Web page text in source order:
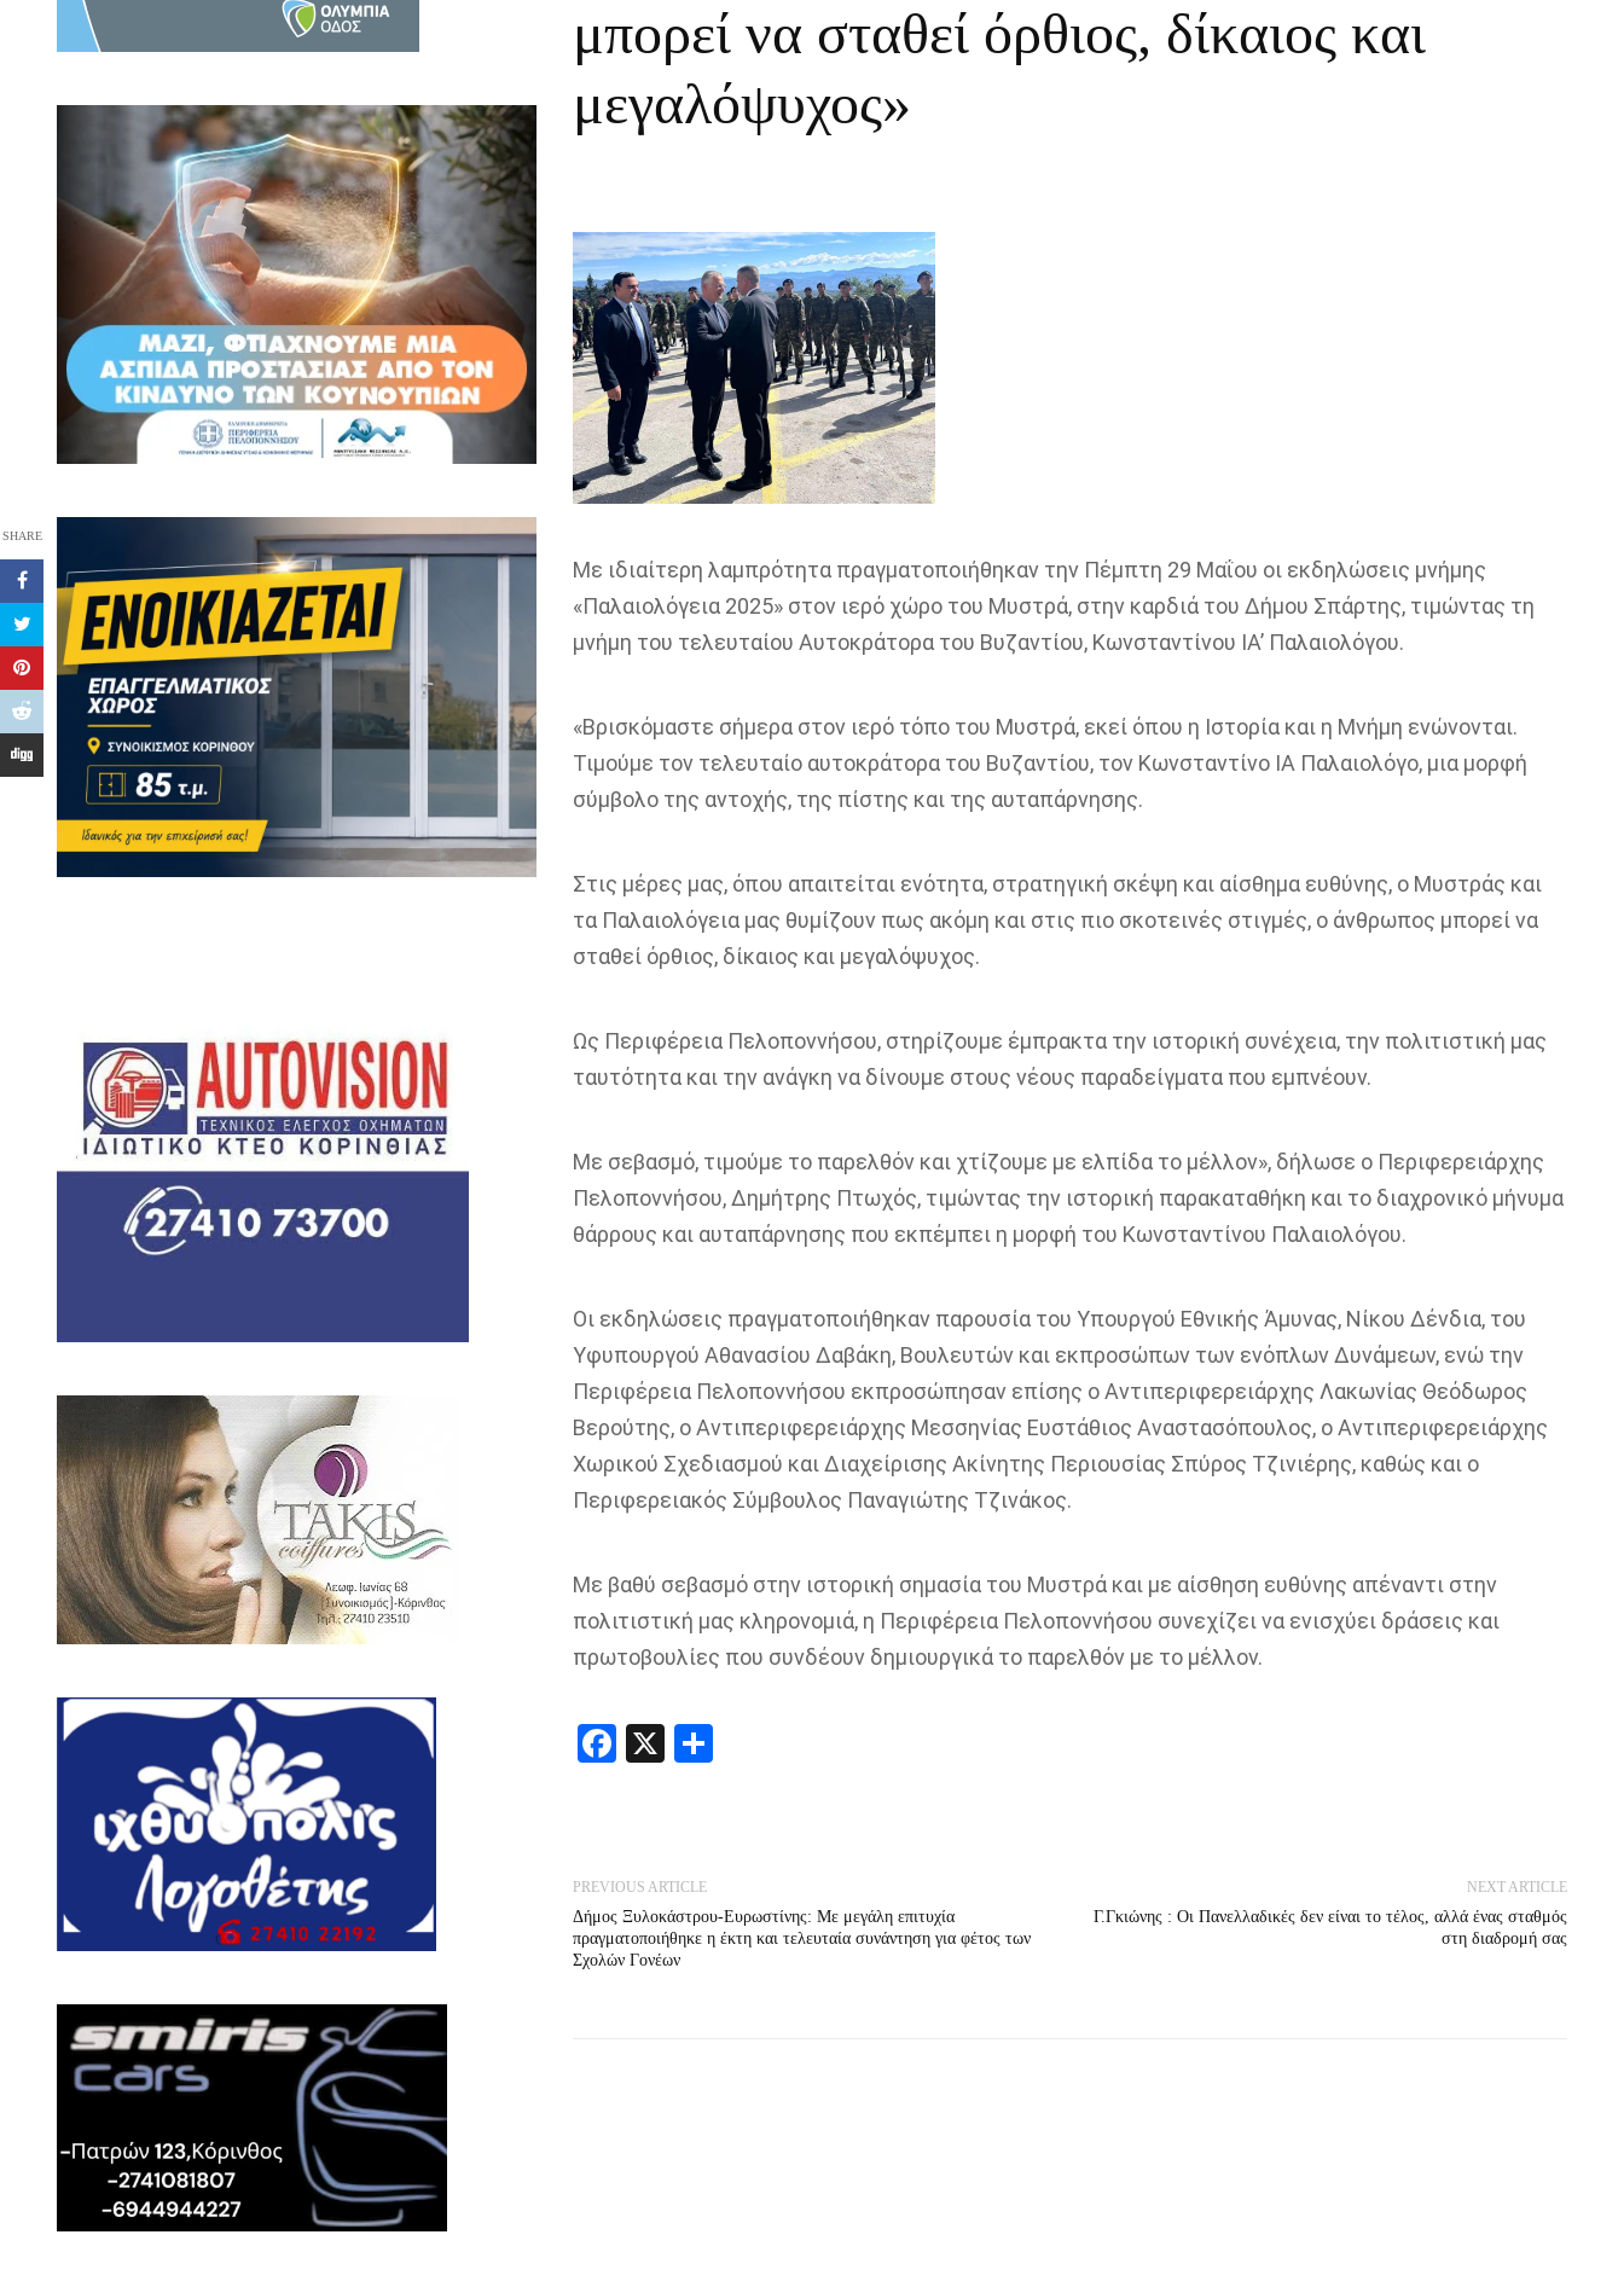
μπορεί να σταθεί όρθιος, δίκαιος και
μεγαλόψυχος»
SHARE
Με ιδιαίτερη λαμπρότητα πραγματοποιήθηκαν την Πέμπτη 29 Μαΐου οι εκδηλώσεις μνήμης
«Παλαιολόγεια 2025» στον ιερό χώρο του Μυστρά, στην καρδιά του Δήμου Σπάρτης, τιμώντας τη
μνήμη του τελευταίου Αυτοκράτορα του Βυζαντίου, Κωνσταντίνου ΙΑ’ Παλαιολόγου.
«Βρισκόμαστε σήμερα στον ιερό τόπο του Μυστρά, εκεί όπου η Ιστορία και η Μνήμη ενώνονται.
Τιμούμε τον τελευταίο αυτοκράτορα του Βυζαντίου, τον Κωνσταντίνο ΙΑ Παλαιολόγο, μια μορφή
σύμβολο της αντοχής, της πίστης και της αυταπάρνησης.
Στις μέρες μας, όπου απαιτείται ενότητα, στρατηγική σκέψη και αίσθημα ευθύνης, ο Μυστράς και
τα Παλαιολόγεια μας θυμίζουν πως ακόμη και στις πιο σκοτεινές στιγμές, ο άνθρωπος μπορεί να
σταθεί όρθιος, δίκαιος και μεγαλόψυχος.
Ως Περιφέρεια Πελοποννήσου, στηρίζουμε έμπρακτα την ιστορική συνέχεια, την πολιτιστική μας
ταυτότητα και την ανάγκη να δίνουμε στους νέους παραδείγματα που εμπνέουν.
Με σεβασμό, τιμούμε το παρελθόν και χτίζουμε με ελπίδα το μέλλον», δήλωσε ο Περιφερειάρχης
Πελοποννήσου, Δημήτρης Πτωχός, τιμώντας την ιστορική παρακαταθήκη και το διαχρονικό μήνυμα
θάρρους και αυταπάρνησης που εκπέμπει η μορφή του Κωνσταντίνου Παλαιολόγου.
Οι εκδηλώσεις πραγματοποιήθηκαν παρουσία του Υπουργού Εθνικής Άμυνας, Νίκου Δένδια, του
Υφυπουργού Αθανασίου Δαβάκη, Βουλευτών και εκπροσώπων των ενόπλων Δυνάμεων, ενώ την
Περιφέρεια Πελοποννήσου εκπροσώπησαν επίσης ο Αντιπεριφερειάρχης Λακωνίας Θεόδωρος
Βερούτης, ο Αντιπεριφερειάρχης Μεσσηνίας Ευστάθιος Αναστασόπουλος, ο Αντιπεριφερειάρχης
Χωρικού Σχεδιασμού και Διαχείρισης Ακίνητης Περιουσίας Σπύρος Τζινιέρης, καθώς και ο
Περιφερειακός Σύμβουλος Παναγιώτης Τζινάκος.
Με βαθύ σεβασμό στην ιστορική σημασία του Μυστρά και με αίσθηση ευθύνης απέναντι στην
πολιτιστική μας κληρονομιά, η Περιφέρεια Πελοποννήσου συνεχίζει να ενισχύει δράσεις και
πρωτοβουλίες που συνδέουν δημιουργικά το παρελθόν με το μέλλον.
Facebook
X Share
PREVIOUS ARTICLE
Δήμος Ξυλοκάστρου-Ευρωστίνης: Με μεγάλη επιτυχία
πραγματοποιήθηκε η έκτη και τελευταία συνάντηση για φέτος των
Σχολών Γονέων
NEXT ARTICLE
Γ.Γκιώνης : Οι Πανελλαδικές δεν είναι το τέλος, αλλά ένας σταθμός
στη διαδρομή σας